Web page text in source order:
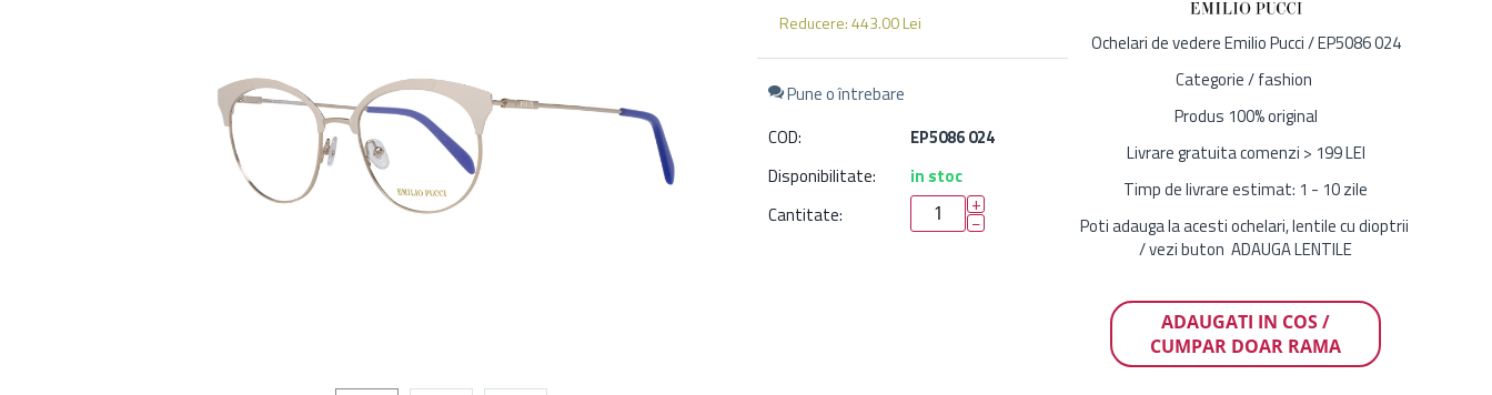
Reducere:443.00Lei
Pune o întrebare
COD:
EP5086 024
Disponibilitate:
in stoc
Cantitate:
+
−
Ochelari de vedere Emilio Pucci / EP5086 024
Categorie / fashion
Produs 100% original
Livrare gratuita comenzi > 199 LEI
Timp de livrare estimat: 1 - 10 zile
Poti adauga la acesti ochelari, lentile cu dioptrii
/ vezi buton ADAUGA LENTILE
ADAUGATI IN COS /
CUMPAR DOAR RAMA